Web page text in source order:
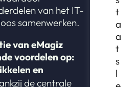
van het IT-
samenwerken.
van eMagiz
voordelen op:
en
de centrale
t
a
a
t
s
l